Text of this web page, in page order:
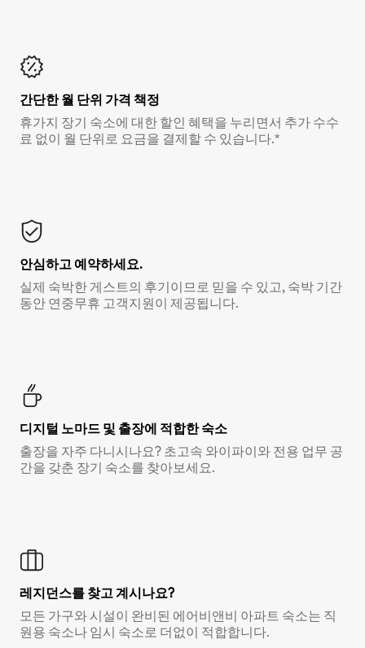
간단한 월 단위 가격 책정
휴가지 장기 숙소에 대한 할인 혜택을 누리면서 추가 수수
료 없이 월 단위로 요금을 결제할 수 있습니다.*
안심하고 예약하세요.
실제 숙박한 게스트의 후기이므로 믿을 수 있고, 숙박 기간
동안 연중무휴 고객지원이 제공됩니다.
디지털 노마드 및 출장에 적합한 숙소
출장을 자주 다니시나요? 초고속 와이파이와 전용 업무 공
간을 갖춘 장기 숙소를 찾아보세요.
레지던스를 찾고 계시나요?
모든 가구와 시설이 완비된 에어비앤비 아파트 숙소는 직
원용 숙소나 임시 숙소로 더없이 적합합니다.